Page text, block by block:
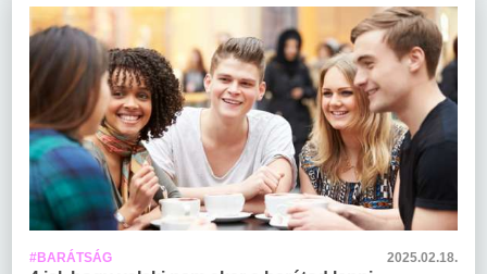
#BARÁTSÁG 2025.02.18.